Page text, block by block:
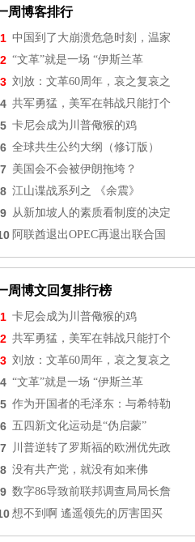
周博客排行
1 中国到了大崩溃危急时刻，温家
2 “文革”就是一场 “伊斯兰革
3 刘放：文革60周年，哀之复哀之
4 共军勇猛，美军在韩战只能打个
5 卡尼会成为川普儆猴的鸡
6 全球共生公约大纲（修订版）
7 美国会不会被伊朗拖垮？
8 江山谍战系列之 《余震》
9 从新加坡人的素质看制度的决定
阿联酋退出OPEC再退出联合国
周博文回复排行榜
1 卡尼会成为川普儆猴的鸡
2 共军勇猛，美军在韩战只能打个
3 刘放：文革60周年，哀之复哀之
4 “文革”就是一场 “伊斯兰革
5 作为开国者的毛泽东：与希特勒
6 五四新文化运动是“伪启蒙”
7 川普逆转了罗斯福的欧洲优先政
8 没有共产党，就没有如来佛
9 数字86导致前联邦调查局局长詹
想不到啊 遙遥领先的厉害囯买